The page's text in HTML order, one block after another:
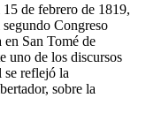
de febrero de 1819,
Congreso
San Tomé de
uno de los discursos
se reflejó la
sobre la